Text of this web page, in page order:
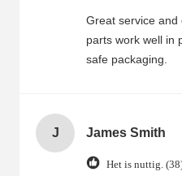
Great service and
parts work well in
safe packaging.
J James Smith
Het is nuttig.